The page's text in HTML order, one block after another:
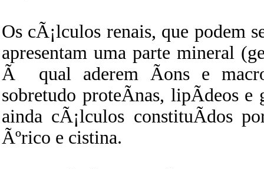
Os cÃ¡lculos renais, que podem
apresentam uma parte mineral
Ã qual aderem Ã­ons e
sobretudo proteÃ­nas, lipÃ­deos
ainda cÃ¡lculos constituÃ­dos
Ãºrico e cistina.